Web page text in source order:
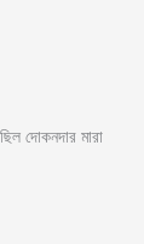
দোকনদার মারা